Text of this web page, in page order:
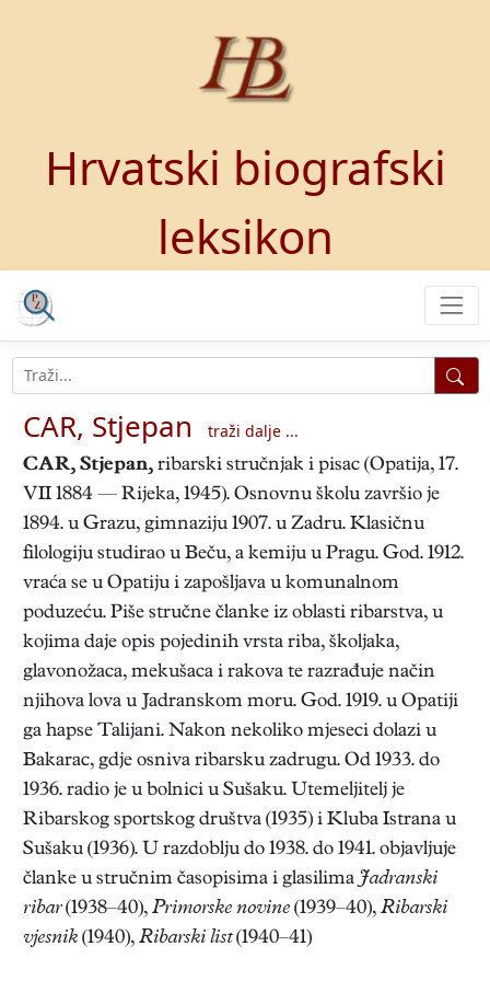
Hrvatski biografski
leksikon
CAR, Stjepan
traži dalje ...
CAR, Stjepan, ribarski stručnjak i pisac (Opatija, 17.
VII 1884 — Rijeka, 1945). Osnovnu školu završio je
1894. u Grazu, gimnaziju 1907. u Zadru. Klasičnu
filologiju studirao u Beču, a kemiju u Pragu. God. 1912.
vraća se u Opatiju i zapošljava u komunalnom
poduzeću. Piše stručne članke iz oblasti ribarstva, u
kojima daje opis pojedinih vrsta riba, školjaka,
glavonožaca, mekušaca i rakova te razrađuje način
njihova lova u Jadranskom moru. God. 1919. u Opatiji
ga hapse Talijani. Nakon nekoliko mjeseci dolazi u
Bakarac, gdje osniva ribarsku zadrugu. Od 1933. do
1936. radio je u bolnici u Sušaku. Utemeljitelj je
Ribarskog sportskog društva (1935) i Kluba Istrana u
Sušaku (1936). U razdoblju do 1938. do 1941. objavljuje
članke u stručnim časopisima i glasilima Jadranski
ribar(1938–40), Primorske novine (1939–40), Ribarski
vjesnik (1940), Ribarski list(1940–41)